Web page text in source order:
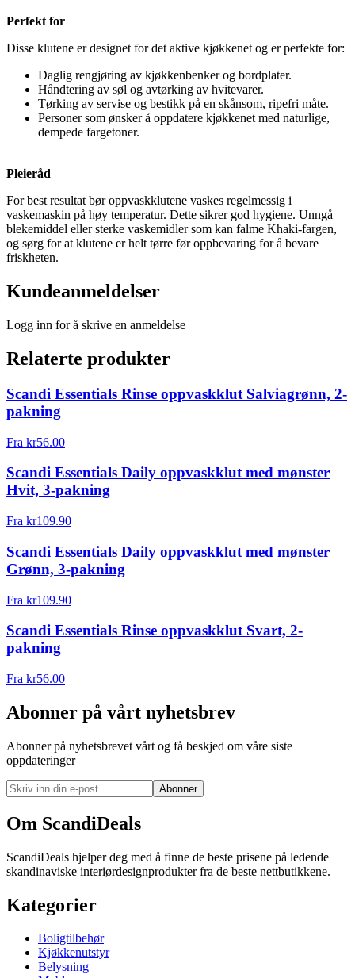
Perfekt for
Disse klutene er designet for det aktive kjøkkenet og er perfekte for:
Daglig rengjøring av kjøkkenbenker og bordplater.
Håndtering av søl og avtørking av hvitevarer.
Tørking av servise og bestikk på en skånsom, ripefri måte.
Personer som ønsker å oppdatere kjøkkenet med naturlige,
dempede fargetoner.
Pleieråd
For best resultat bør oppvaskklutene vaskes regelmessig i
vaskemaskin på høy temperatur. Dette sikrer god hygiene. Unngå
blekemiddel eller sterke vaskemidler som kan falme Khaki-fargen,
og sørg for at klutene er helt tørre før oppbevaring for å bevare
friskheten.
Kundeanmeldelser
Logg inn for å skrive en anmeldelse
Relaterte produkter
Scandi Essentials Rinse oppvaskklut Salviagrønn, 2-
pakning
Fra kr56.00
Scandi Essentials Daily oppvaskklut med mønster
Hvit, 3-pakning
Fra kr109.90
Scandi Essentials Daily oppvaskklut med mønster
Grønn, 3-pakning
Fra kr109.90
Scandi Essentials Rinse oppvaskklut Svart, 2-
pakning
Fra kr56.00
Abonner på vårt nyhetsbrev
Abonner på nyhetsbrevet vårt og få beskjed om våre siste
oppdateringer
Abonner
Om ScandiDeals
ScandiDeals hjelper deg med å finne de beste prisene på ledende
skandinaviske interiørdesignprodukter fra de beste nettbutikkene.
Kategorier
Boligtilbehør
Kjøkkenutstyr
Belysning